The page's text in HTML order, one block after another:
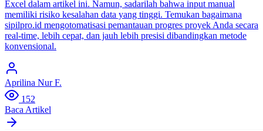
Excel dalam artikel ini. Namun, sadarilah bahwa input manual
memiliki risiko kesalahan data yang tinggi. Temukan bagaimana
sipilpro.id mengotomatisasi pemantauan progres proyek Anda secara
real-time, lebih cepat, dan jauh lebih presisi dibandingkan metode
konvensional.
Aprilina Nur F.
152
Baca Artikel